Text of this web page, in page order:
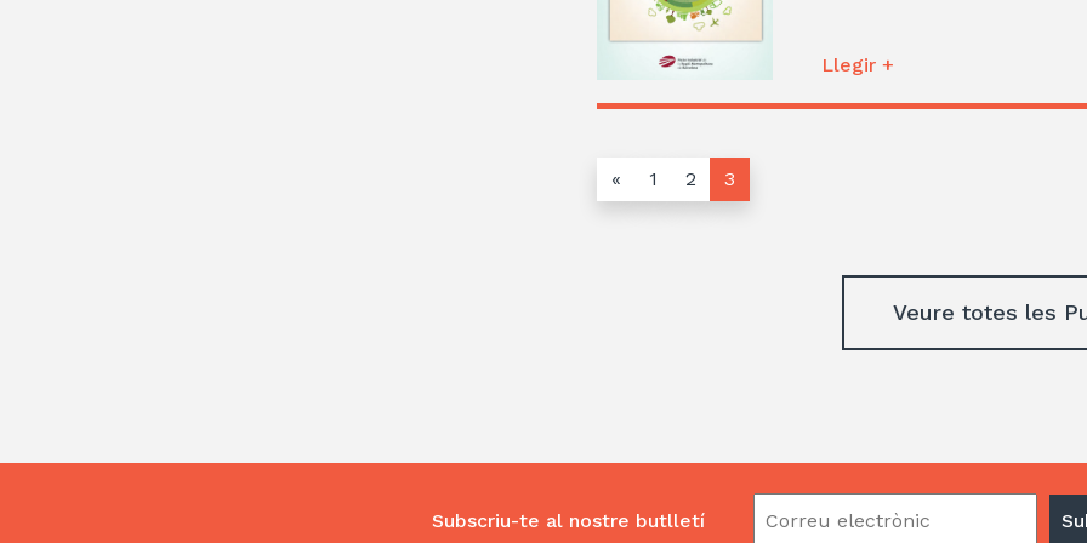
Llegir +
« 1 2 3
Veure totes les
Subscriu-te al nostre butlletí